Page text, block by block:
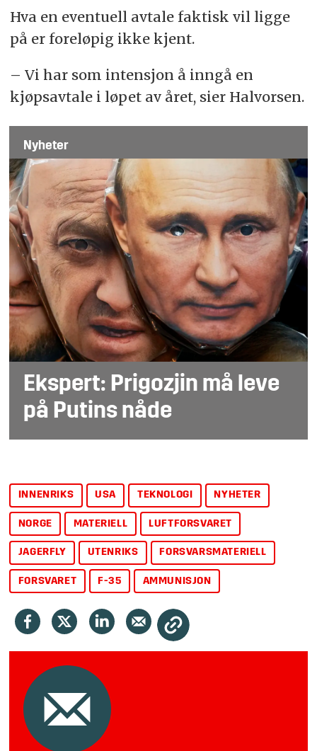
Hva en eventuell avtale faktisk vil ligge
på er foreløpig ikke kjent.
– Vi har som intensjon å inngå en
kjøpsavtale i løpet av året, sier Halvorsen.
Nyheter
Ekspert: Prigozjin må leve
på Putins nåde
INNENRIKS USA TEKNOLOGI NYHETER
NORGE MATERIELL LUFTFORSVARET
JAGERFLY UTENRIKS FORSVARSMATERIELL
FORSVARET F-35 AMMUNISJON